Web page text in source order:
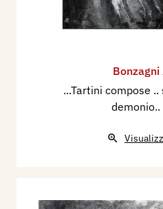
...Tartini compose
demonio..